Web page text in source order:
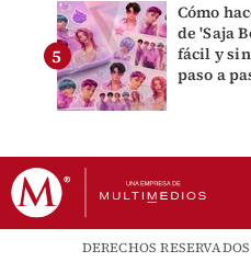
Cómo
de 'Saja
fácil y
paso a
DERECHOS